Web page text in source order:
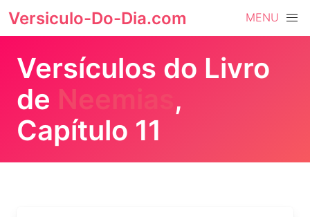
Versiculo-Do-Dia.com MENU
Versículos do Livro
de Neemias ,
Capítulo 11